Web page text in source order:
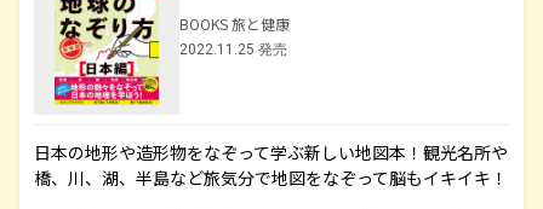
BOOKS 旅と健康
2022.11.25 発売
日本の地形や造形物をなぞって学ぶ新しい地図本！観光名所や
橋、川、湖、半島など旅気分で地図をなぞって脳もイキイキ！